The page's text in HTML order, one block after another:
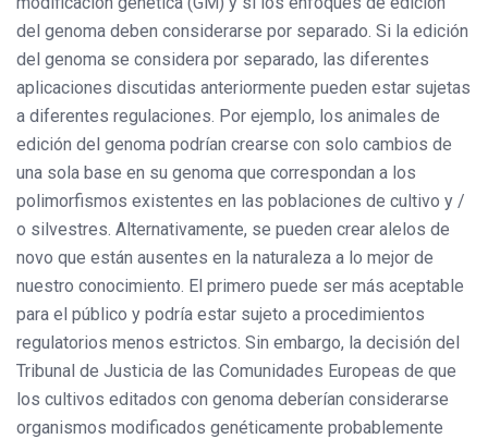
del genoma deben considerarse por separado. Si la edición
del genoma se considera por separado, las diferentes
aplicaciones discutidas anteriormente pueden estar sujetas
a diferentes regulaciones. Por ejemplo, los animales de
edición del genoma podrían crearse con solo cambios de
una sola base en su genoma que correspondan a los
polimorfismos existentes en las poblaciones de cultivo y /
o silvestres. Alternativamente, se pueden crear alelos de
novo que están ausentes en la naturaleza a lo mejor de
nuestro conocimiento. El primero puede ser más aceptable
para el público y podría estar sujeto a procedimientos
regulatorios menos estrictos. Sin embargo, la decisión del
Tribunal de Justicia de las Comunidades Europeas de que
los cultivos editados con genoma deberían considerarse
organismos modificados genéticamente probablemente